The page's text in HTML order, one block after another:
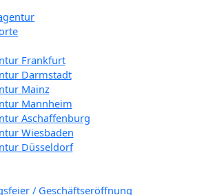
Frankfurt
Darmstadt
Mainz
Mannheim
Aschaffenburg
Wiesbaden
Düsseldorf
/ Geschäftseröffnung